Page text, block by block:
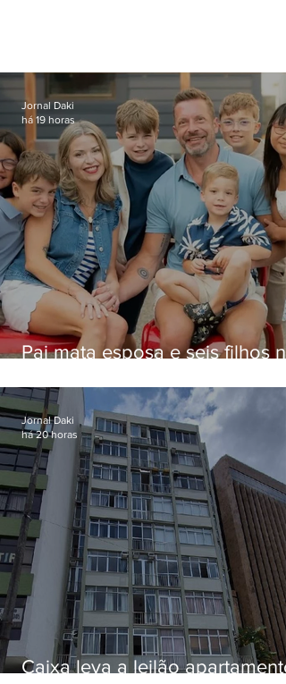
Pai mata esposa e seis filhos
Jornal Daki
há 19 horas
Caixa leva a leilão apartamento
Jornal Daki
há 20 horas